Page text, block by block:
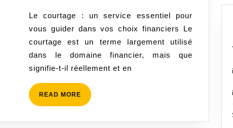
guide
financier
pour
des
choix
éclairés
Le courtage : un service essentiel pour
vous guider dans vos choix financiers Le
courtage est un terme largement utilisé
dans le domaine financier, mais que
signifie-t-il réellement et en
READ MORE READ
MORE